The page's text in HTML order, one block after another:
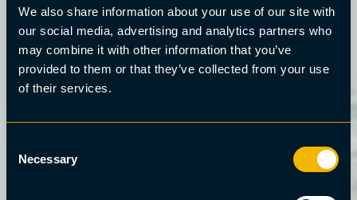
We also share information about your use of our site with
our social media, advertising and analytics partners who
may combine it with other information that you’ve
provided to them or that they’ve collected from your use
of their services.
Selection
Necessary